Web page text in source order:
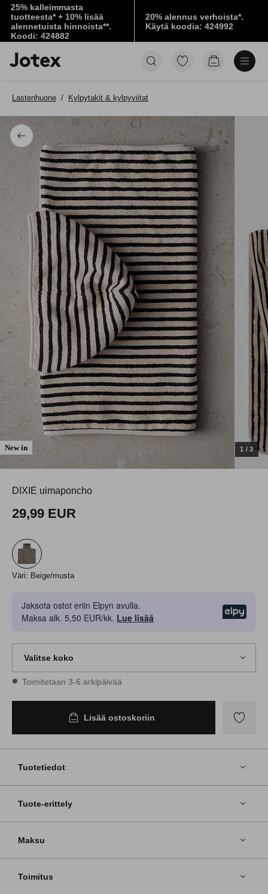
25% kalleimmasta
tuotteesta* + 10% lisää
alennetuista hinnoista**.
Koodi: 424882
20% alennus verhoista*.
Käytä koodia: 424992
Jotex-
logo
aloitussivulle
Siirry
Siirry
Takaisin
Lastenhuone Kylpytakit & kylpyviitat
New in 1 / 3
DIXIE uimaponcho
29,99 EUR
Väri: Beige/musta
Jaksota ostot eriin Elpyn avulla.
Maksa alk. 5,50 EUR/kk. Lue lisää
Valitse koko
Varastossa on kaikkia kokoja
Toimitetaan 3-6 arkipäivää
LisääLisää ostoskoriin
Tuotetiedot
Tuote-erittely
Maksu
Toimitus